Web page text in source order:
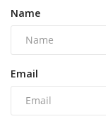
Name
Email